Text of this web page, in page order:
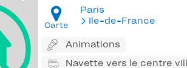
Carte
Paris
Ile-de-France
Animations
Navette vers le centre